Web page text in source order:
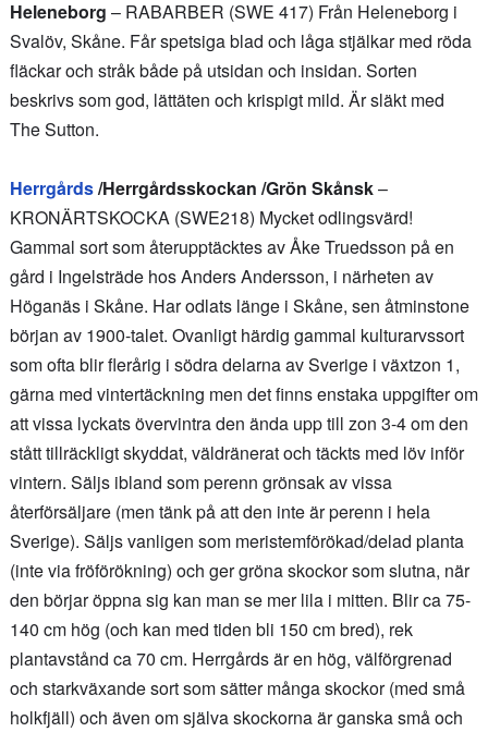
Heleneborg – RABARBER (SWE 417) Från Heleneborg i
Svalöv, Skåne. Får spetsiga blad och låga stjälkar med röda
fläckar och stråk både på utsidan och insidan. Sorten
beskrivs som god, lättäten och krispigt mild. Är släkt med
The Sutton.
Herrgårds/Herrgårdsskockan /Grön Skånsk–
KRONÄRTSKOCKA (SWE218) Mycket odlingsvärd!
Gammal sort som återupptäcktes av Åke Truedsson på en
gård i Ingelsträde hos Anders Andersson, i närheten av
Höganäs i Skåne. Har odlats länge i Skåne, sen åtminstone
början av 1900-talet. Ovanligt härdig gammal kulturarvssort
som ofta blir flerårig i södra delarna av Sverige i växtzon 1,
gärna med vintertäckning men det finns enstaka uppgifter om
att vissa lyckats övervintra den ända upp till zon 3-4 om den
stått tillräckligt skyddat, väldränerat och täckts med löv inför
vintern. Säljs ibland som perenn grönsak av vissa
återförsäljare (men tänk på att den inte är perenn i hela
Sverige). Säljs vanligen som meristemförökad/delad planta
(inte via fröförökning) och ger gröna skockor som slutna, när
den börjar öppna sig kan man se mer lila i mitten. Blir ca 75-
140 cm hög (och kan med tiden bli 150 cm bred), rek
plantavstånd ca 70 cm. Herrgårds är en hög, välförgrenad
och starkväxande sort som sätter många skockor (med små
holkfjäll) och även om själva skockorna är ganska små och